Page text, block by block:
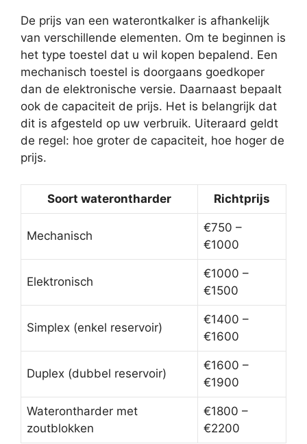
De prijs van een waterontkalker is afhankelijk
van verschillende elementen. Om te beginnen is
het type toestel dat u wil kopen bepalend. Een
mechanisch toestel is doorgaans goedkoper
dan de elektronische versie. Daarnaast bepaalt
ook de capaciteit de prijs. Het is belangrijk dat
dit is afgesteld op uw verbruik. Uiteraard geldt
de regel: hoe groter de capaciteit, hoe hoger de
prijs.
Soort waterontharder Richtprijs
Mechanisch
€750 –
€1000
Elektronisch
€1000 –
€1500
Simplex (enkel reservoir)
€1400 –
€1600
Duplex (dubbel reservoir)
€1600 –
€1900
Waterontharder met
zoutblokken
€1800 –
€2200